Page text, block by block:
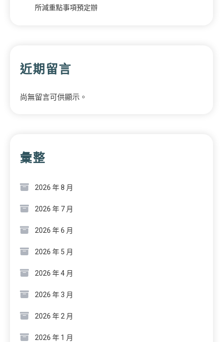
所減重點事項預定辦
近期留言
尚無留言可供顯示。
彙整
2026 年 8 月
2026 年 7 月
2026 年 6 月
2026 年 5 月
2026 年 4 月
2026 年 3 月
2026 年 2 月
2026 年 1 月